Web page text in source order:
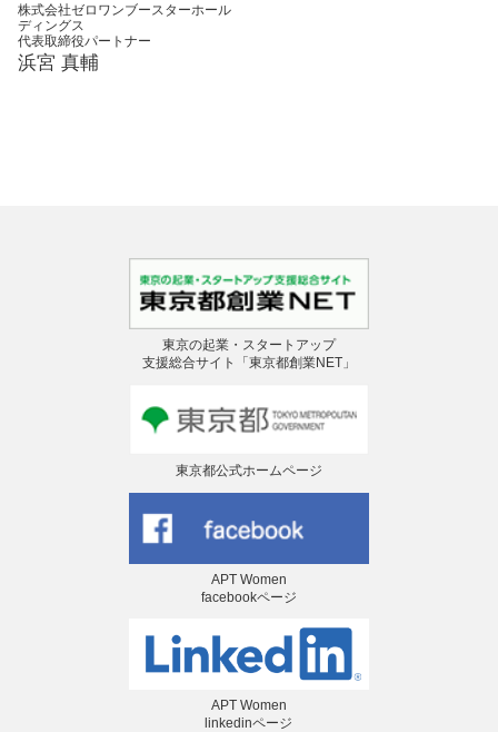
株式会社ゼロワンブースターホール
ディングス
代表取締役パートナー
浜宮 真輔
東京の起業・スタートアップ
支援総合サイト「東京都創業NET」
東京都公式ホームページ
APT Women
facebookページ
APT Women
linkedinページ